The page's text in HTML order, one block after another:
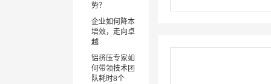
势？
企业如何降本
增效，走向卓
越
铝挤压专家如
何带领技术团
队耗时8个